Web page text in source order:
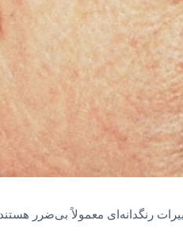
رنگدانه‌ای معمولاً بی‌ضرر